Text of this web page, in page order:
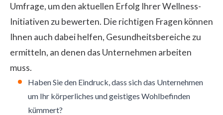
Umfrage, um den aktuellen Erfolg Ihrer Wellness-
Initiativen zu bewerten. Die richtigen Fragen können
Ihnen auch dabei helfen, Gesundheitsbereiche zu
ermitteln, an denen das Unternehmen arbeiten
muss.
Haben Sie den Eindruck, dass sich das Unternehmen
um Ihr körperliches und geistiges Wohlbefinden
kümmert?